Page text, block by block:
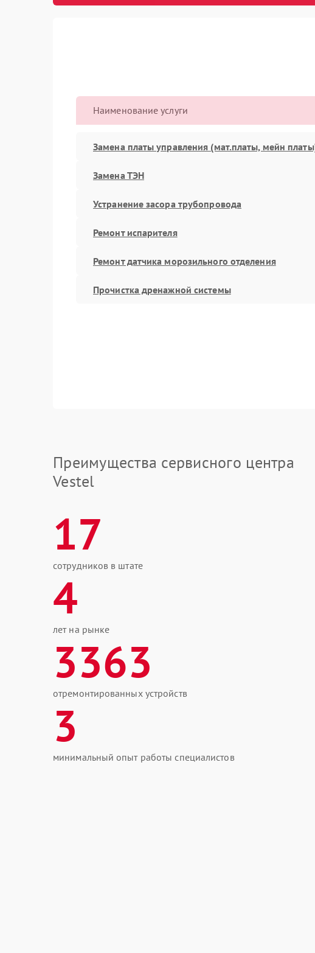
Наименование услуги
Замена платы управления (мат.платы, мейн
Замена ТЭН
Устранение засора трубопровода
Ремонт испарителя
Ремонт датчика морозильного отделения
Прочистка дренажной системы
Преимущества сервисного центра
Vestel
17
сотрудников в штате
4
лет на рынке
3363
отремонтированных устройств
3
минимальный опыт работы специалистов